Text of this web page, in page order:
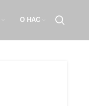
О НАС